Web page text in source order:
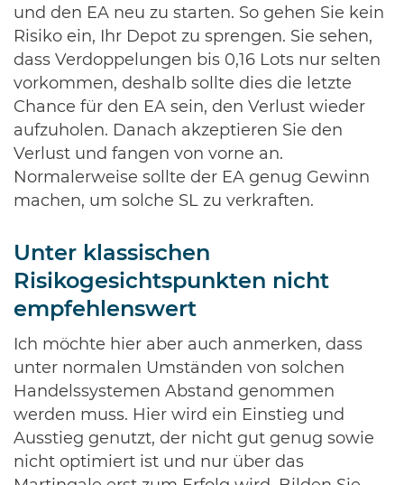
und den EA neu zu starten. So gehen Sie kein
Risiko ein, Ihr Depot zu sprengen. Sie sehen,
dass Verdoppelungen bis 0,16 Lots nur selten
vorkommen, deshalb sollte dies die letzte
Chance für den EA sein, den Verlust wieder
aufzuholen. Danach akzeptieren Sie den
Verlust und fangen von vorne an.
Normalerweise sollte der EA genug Gewinn
machen, um solche SL zu verkraften.
Unter klassischen
Risikogesichtspunkten nicht
empfehlenswert
Ich möchte hier aber auch anmerken, dass
unter normalen Umständen von solchen
Handelssystemen Abstand genommen
werden muss. Hier wird ein Einstieg und
Ausstieg genutzt, der nicht gut genug sowie
nicht optimiert ist und nur über das